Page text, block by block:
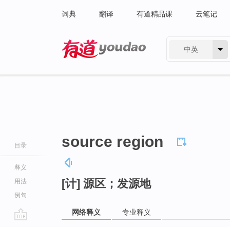
词典 翻译 有道精品课 云笔记
中英
目录
释义
用法
例句
source region
[计] 源区；发源地
网络释义 专业释义